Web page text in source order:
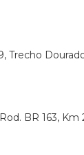
Trecho
BR 163, Km